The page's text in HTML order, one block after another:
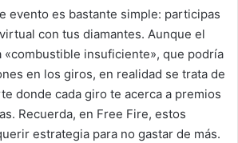
evento es bastante simple: participas
con tus diamantes. Aunque el
«combustible insuficiente», que podría
en los giros, en realidad se trata de
donde cada giro te acerca a premios
Recuerda, en Free Fire, estos
estrategia para no gastar de más.